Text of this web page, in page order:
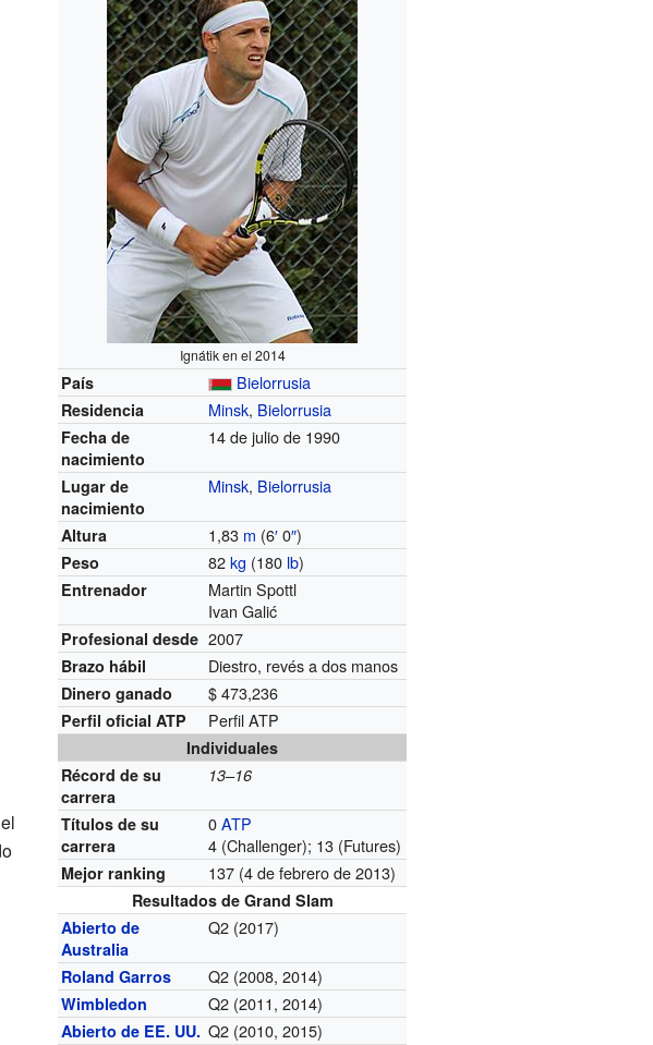
Ignátik en el 2014
País Bielorrusia
Residencia Minsk, Bielorrusia
Fecha de
nacimiento
14 de julio de 1990
Lugar de
nacimiento
Minsk, Bielorrusia
Altura 1,83 m (6′0″)
Peso 82kg (180 lb)
Entrenador
Martin Spottl
Ivan Galić
Profesional desde 2007
Brazo hábil Diestro, revés a dos manos
Dinero ganado $ 473,236
Perfil oficial ATP Perfil ATP
Individuales
Récord de su
carrera
13–16
Títulos de su
carrera
0ATP
4 (Challenger); 13 (Futures)
Mejor ranking 137 (4 de febrero de 2013)
Resultados de Grand Slam
Abierto de
Australia
Q2 (2017)
Roland Garros Q2 (2008, 2014)
Wimbledon Q2 (2011, 2014)
Abierto de EE. UU. Q2 (2010, 2015)